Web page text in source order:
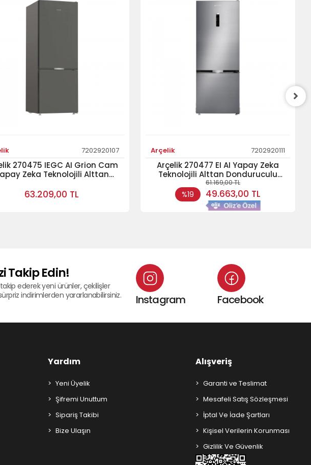
7202920107
270475 IEGC AI Grion Cam
Zeka Teknolojili Alttan
63.209,00 TL
Arçelik 7202920111
Arçelik 270477 EI AI Yapay Zeka
Teknolojili Alttan Donduruculu
Buzdolabı
%19
61.169,00 TL
49.663,00 TL
Takip Edin!
takip ederek yeni ürünler, çekilişler
indirimlerden yararlanabilirsiniz.
Instagram Facebook
Yardım
Yeni Üyelik
Şifremi Unuttum
Sipariş Takibi
Bize Ulaşın
Alışveriş
Garanti ve Teslimat
Mesafeli Satış Sözleşmesi
İptal Ve İade Şartları
Kişisel Verilerin Korunması
Gizlilik Ve Güvenlik